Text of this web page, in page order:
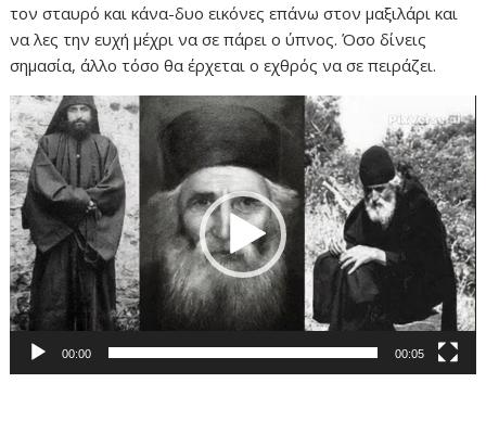
τον σταυρό και κάνα-δυο εικόνες επάνω στον μαξιλάρι και
να λες την ευχή μέχρι να σε πάρει ο ύπνος. Όσο δίνεις
σημασία, άλλο τόσο θα έρχεται ο εχθρός να σε πειράζει.
Πρόγραμμα
Αναπαραγωγής
Βίντεο
00:00 00:05